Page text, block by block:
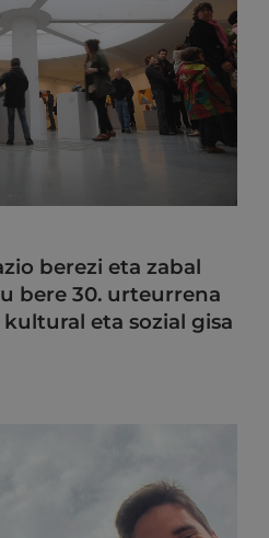
berezi eta zabal
bere 30. urteurrena
eta sozial gisa